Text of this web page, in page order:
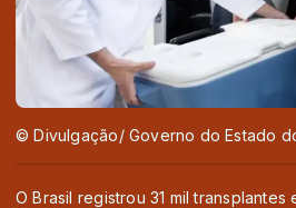
© Divulgação/ Governo do Estado
O Brasil registrou 31 mil transplantes